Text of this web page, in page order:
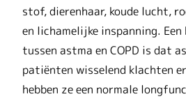
stof, dierenhaar, koude lucht,
en lichamelijke inspanning.
tussen astma en COPD is dat
patiënten wisselend klachten
hebben ze een normale